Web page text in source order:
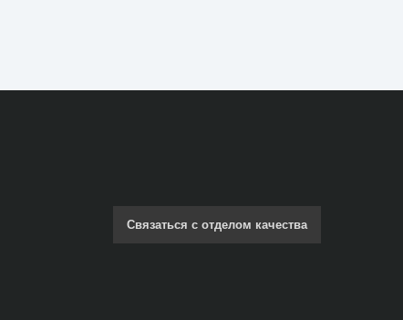
Связаться с отделом качества